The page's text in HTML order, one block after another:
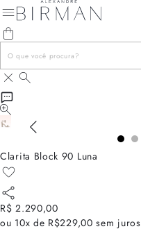
Clarita Block 90 Luna
R$ 2.290,00
ou 10x de R$229,00 sem juros